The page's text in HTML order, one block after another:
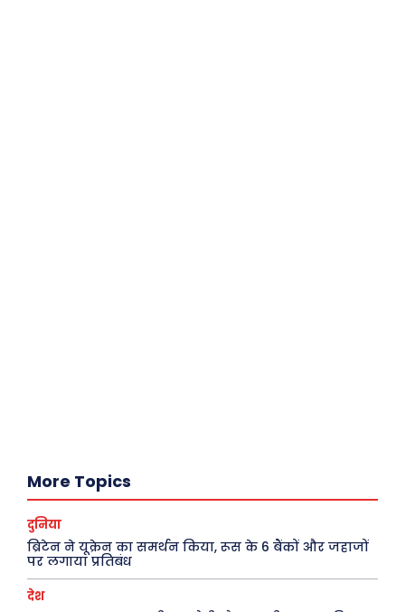
More Topics
दुनिया
ब्रिटेन ने यूक्रेन का समर्थन किया, रूस के 6 बैंकों और जहाजों
पर लगाया प्रतिबंध
देश